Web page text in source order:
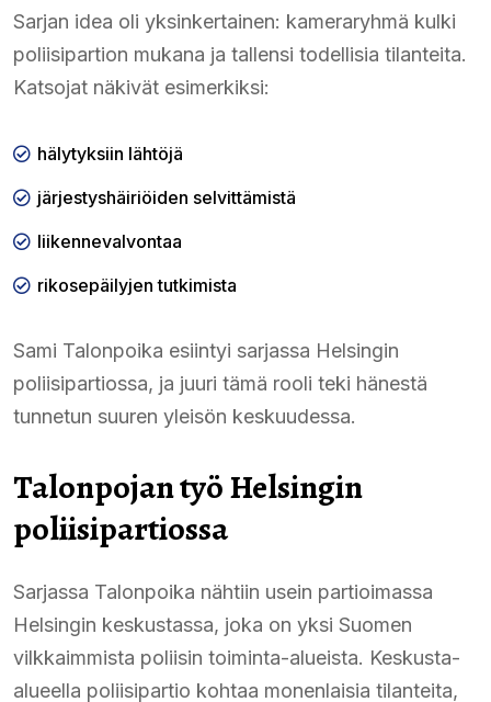
Sarjan idea oli yksinkertainen: kameraryhmä kulki
poliisipartion mukana ja tallensi todellisia tilanteita.
Katsojat näkivät esimerkiksi:
hälytyksiin lähtöjä
järjestyshäiriöiden selvittämistä
liikennevalvontaa
rikosepäilyjen tutkimista
Sami Talonpoika esiintyi sarjassa Helsingin
poliisipartiossa, ja juuri tämä rooli teki hänestä
tunnetun suuren yleisön keskuudessa.
Talonpojan työ Helsingin
poliisipartiossa
Sarjassa Talonpoika nähtiin usein partioimassa
Helsingin keskustassa, joka on yksi Suomen
vilkkaimmista poliisin toiminta-alueista. Keskusta-
alueella poliisipartio kohtaa monenlaisia tilanteita,